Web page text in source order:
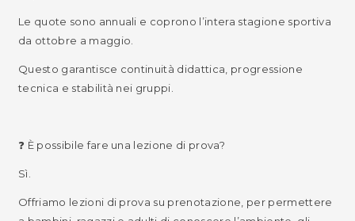
Le quote sono annuali e coprono l’intera stagione sportiva
da ottobre a maggio.
Questo garantisce continuità didattica, progressione
tecnica e stabilità nei gruppi.
❓ È possibile fare una lezione di prova?
Sì.
Offriamo lezioni di prova su prenotazione, per permettere